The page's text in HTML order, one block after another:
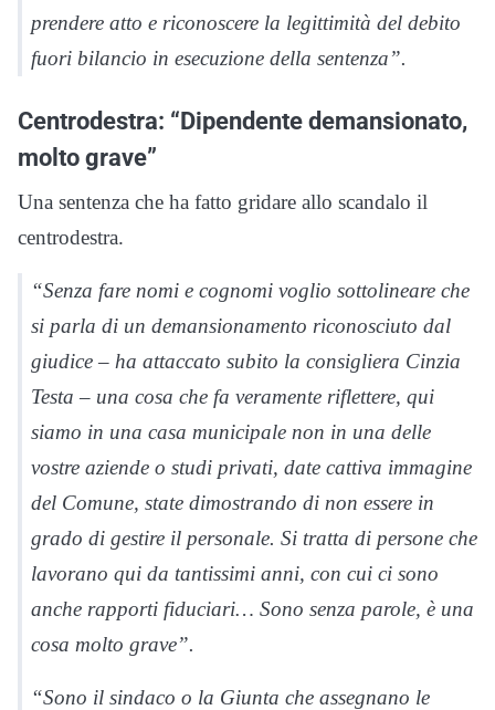
prendere atto e riconoscere la legittimità del debito
fuori bilancio in esecuzione della sentenza”.
Centrodestra: “Dipendente demansionato,
molto grave”
Una sentenza che ha fatto gridare allo scandalo il
centrodestra.
“Senza fare nomi e cognomi voglio sottolineare che
si parla di un demansionamento riconosciuto dal
giudice – ha attaccato subito la consigliera Cinzia
Testa – una cosa che fa veramente riflettere, qui
siamo in una casa municipale non in una delle
vostre aziende o studi privati, date cattiva immagine
del Comune, state dimostrando di non essere in
grado di gestire il personale. Si tratta di persone che
lavorano qui da tantissimi anni, con cui ci sono
anche rapporti fiduciari… Sono senza parole, è una
cosa molto grave”.
“Sono il sindaco o la Giunta che assegnano le